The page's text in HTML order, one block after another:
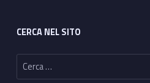
CERCA NEL SITO
Ricerca per: